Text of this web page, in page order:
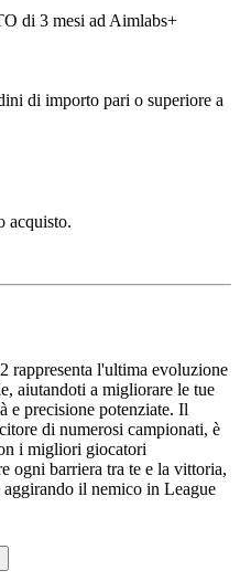
di 3 mesi ad Aimlabs+
di importo pari o superiore a
acquisto.
l'ultima evoluzione
aiutandoti a migliorare le tue
e precisione potenziate. Il
di numerosi campionati, è
i migliori giocatori
ogni barriera tra te e la vittoria,
il nemico in League